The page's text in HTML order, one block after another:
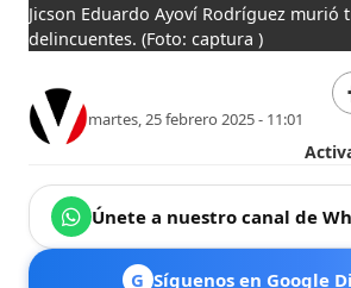
Jicson Eduardo Ayoví Rodríguez murió
delincuentes.(Foto: captura )
martes, 25 febrero 2025 - 11:01
Únete a nuestro canal de
G Síguenos en Google